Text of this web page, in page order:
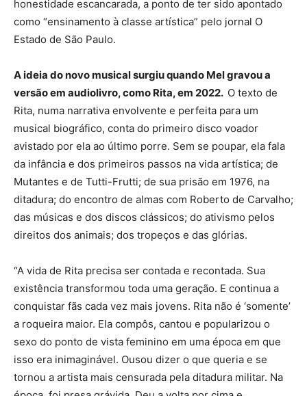
honestidade escancarada, a ponto de ter sido apontado
como “ensinamento à classe artística” pelo jornal O
Estado de São Paulo.
A ideia do novo musical surgiu quando Mel gravou a
versão em audiolivro, como Rita, em 2022. O texto de
Rita, numa narrativa envolvente e perfeita para um
musical biográfico, conta do primeiro disco voador
avistado por ela ao último porre. Sem se poupar, ela fala
da infância e dos primeiros passos na vida artística; de
Mutantes e de Tutti-Frutti; de sua prisão em 1976, na
ditadura; do encontro de almas com Roberto de Carvalho;
das músicas e dos discos clássicos; do ativismo pelos
direitos dos animais; dos tropeços e das glórias.
“A vida de Rita precisa ser contada e recontada. Sua
existência transformou toda uma geração. E continua a
conquistar fãs cada vez mais jovens. Rita não é ‘somente’
a roqueira maior. Ela compôs, cantou e popularizou o
sexo do ponto de vista feminino em uma época em que
isso era inimaginável. Ousou dizer o que queria e se
tornou a artista mais censurada pela ditadura militar. Na